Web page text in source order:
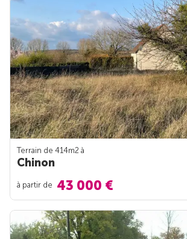
Terrain de 414m2 à
Chinon
à partir de 43 000 €